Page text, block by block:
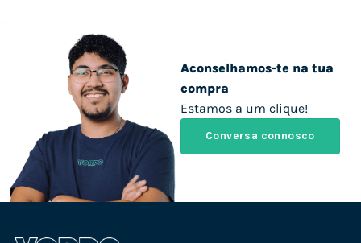
Aconselhamos-te na tua
compra
Estamos a um clique!
Conversa connosco